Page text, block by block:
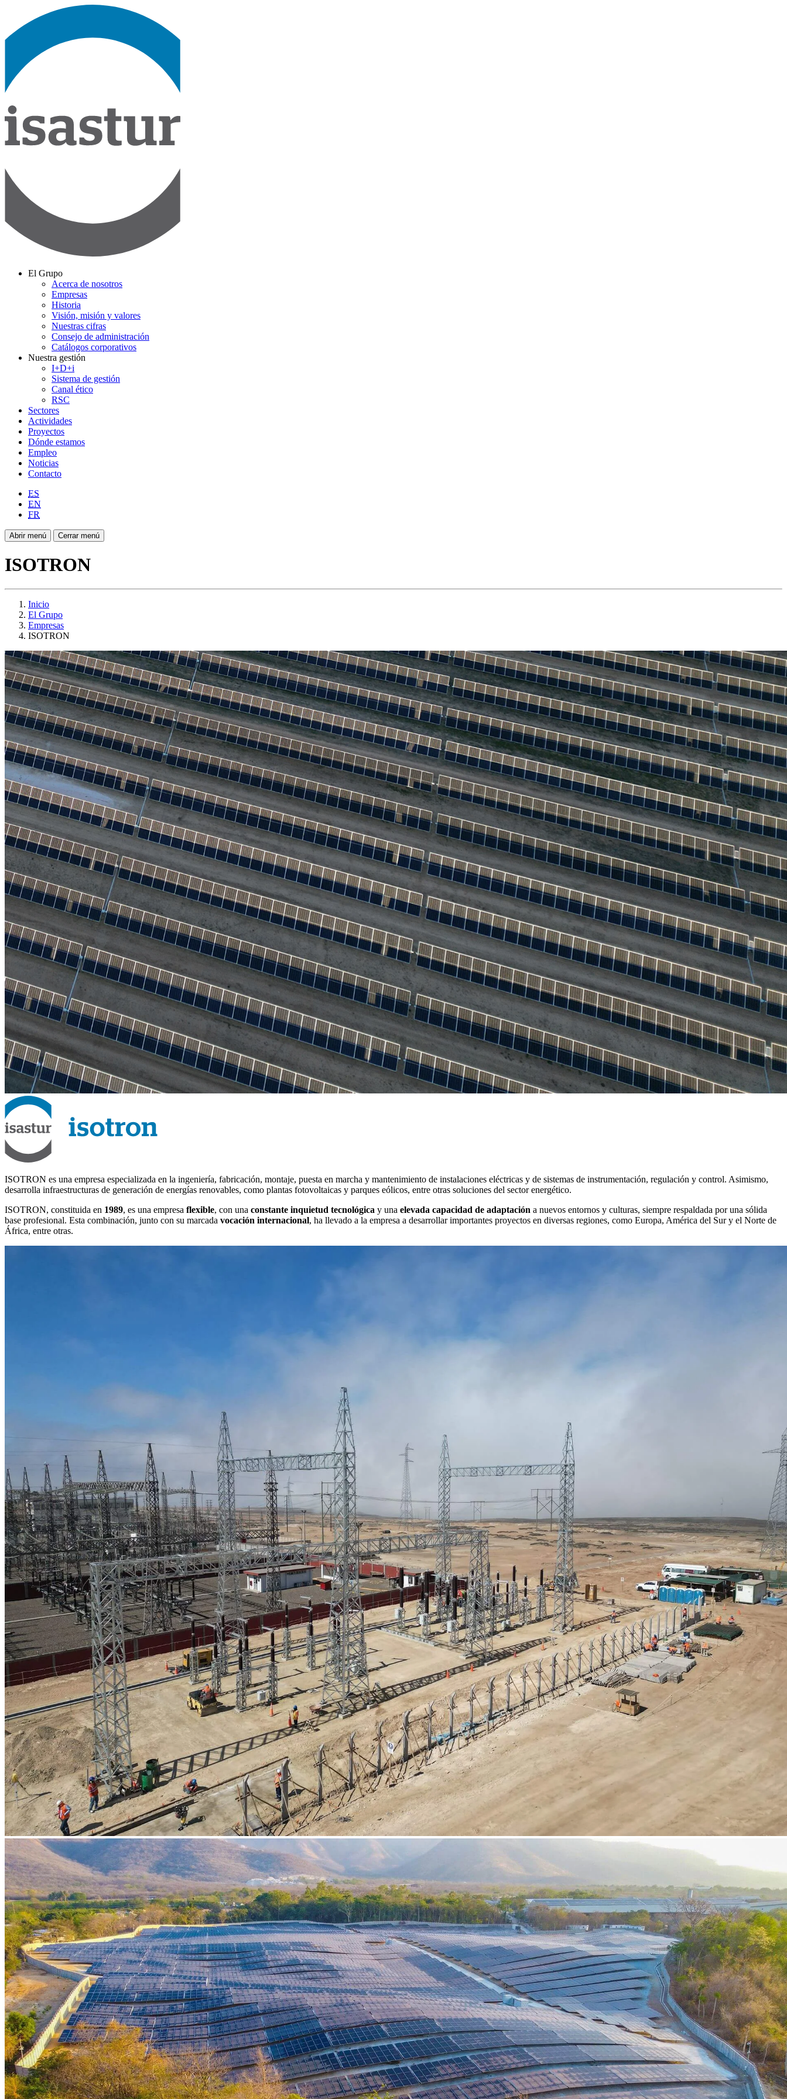
El Grupo
Acerca de nosotros
Empresas
Historia
Visión, misión y valores
Nuestras cifras
Consejo de administración
Catálogos corporativos
Nuestra gestión
I+D+i
Sistema de gestión
Canal ético
RSC
Sectores
Actividades
Proyectos
Dónde estamos
Empleo
Noticias
Contacto
ES
EN
FR
Abrir menú Cerrar menú
ISOTRON
Inicio
El Grupo
Empresas
ISOTRON
ISOTRON es una empresa especializada en la ingeniería, fabricación, montaje, puesta en marcha y mantenimiento de instalaciones eléctricas y de sistemas de instrumentación, regulación y control. Asimismo,
desarrolla infraestructuras de generación de energías renovables, como plantas fotovoltaicas y parques eólicos, entre otras soluciones del sector energético.
ISOTRON, constituida en 1989, es una empresa flexible, con una constante inquietud tecnológica y una elevada capacidad de adaptación a nuevos entornos y culturas, siempre respaldada por una sólida
base profesional. Esta combinación, junto con su marcada vocación internacional, ha llevado a la empresa a desarrollar importantes proyectos en diversas regiones, como Europa, América del Sur y el Norte de
África, entre otras.